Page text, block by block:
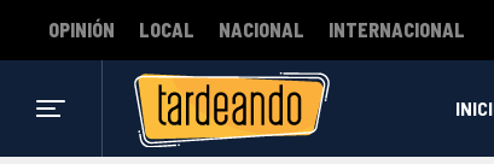
OPINIÓN LOCAL NACIONAL INTERNACIONAL